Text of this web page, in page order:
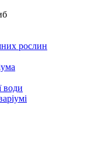
рослин
води